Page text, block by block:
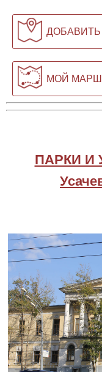
МОЙ
ПАРКИ И